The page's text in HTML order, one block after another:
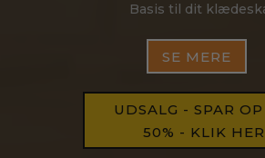
Basis til dit
SE MERE
UDSALG - SPAR
50% - KLIK HER